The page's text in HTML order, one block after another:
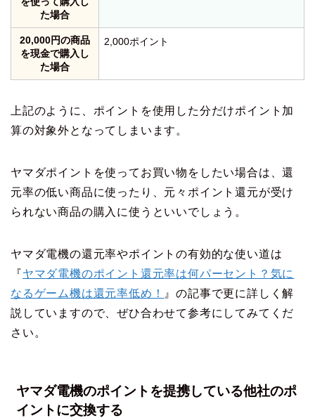
た場合
20,000円の商品
を現金で購入し
た場合
2,000ポイント
上記のように、ポイントを使用した分だけポイント加
算の対象外となってしまいます。
ヤマダポイントを使ってお買い物をしたい場合は、還
元率の低い商品に使ったり、元々ポイント還元が受け
られない商品の購入に使うといいでしょう。
ヤマダ電機の還元率やポイントの有効的な使い道は
『ヤマダ電機のポイント還元率は何パーセント？気に
なるゲーム機は還元率低め！
』の記事で更に詳しく解
説していますので、ぜひ合わせて参考にしてみてくだ
さい。
ヤマダ電機のポイントを提携している他社のポ
イントに交換する